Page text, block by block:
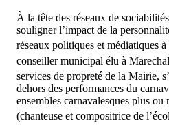
À la tête des réseaux de
souligner l’impact de la
réseaux politiques et médiatiques
conseiller municipal élu à
services de propreté de la Mairie,
dehors des performances du
ensembles carnavalesques plus
(chanteuse et compositrice de